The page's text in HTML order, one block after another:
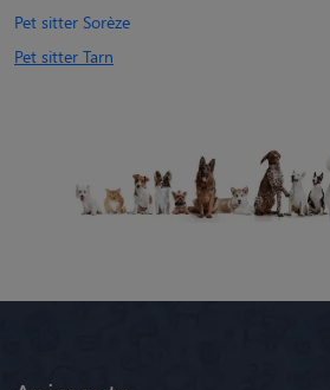
Pet sitter Sorèze
Pet sitter Tarn